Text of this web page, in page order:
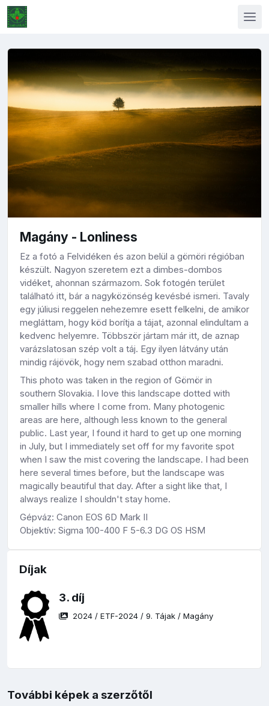
Magány - Lonliness
Ez a fotó a Felvidéken és azon belül a gömöri régióban
készült. Nagyon szeretem ezt a dimbes-dombos
vidéket, ahonnan származom. Sok fotogén terület
található itt, bár a nagyközönség kevésbé ismeri. Tavaly
egy júliusi reggelen nehezemre esett felkelni, de amikor
megláttam, hogy köd borítja a tájat, azonnal elindultam a
kedvenc helyemre. Többször jártam már itt, de aznap
varázslatosan szép volt a táj. Egy ilyen látvány után
mindig rájövök, hogy nem szabad otthon maradni.
This photo was taken in the region of Gömör in
southern Slovakia. I love this landscape dotted with
smaller hills where I come from. Many photogenic
areas are here, although less known to the general
public. Last year, I found it hard to get up one morning
in July, but I immediately set off for my favorite spot
when I saw the mist covering the landscape. I had been
here several times before, but the landscape was
magically beautiful that day. After a sight like that, I
always realize I shouldn't stay home.
Gépváz: Canon EOS 6D Mark II
Objektív: Sigma 100-400 F 5-6.3 DG OS HSM
Díjak
3. díj
2024 /ETF-2024 /9. Tájak /Magány
További képek a szerzőtől